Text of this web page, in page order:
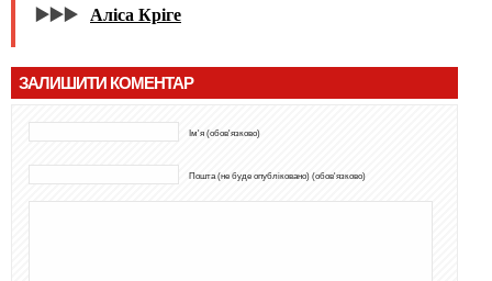
▶️▶️▶️ Аліса Кріге
ЗАЛИШИТИ КОМЕНТАР
Ім'я (обов'язково)
Пошта (не буде опубліковано) (обов'язково)